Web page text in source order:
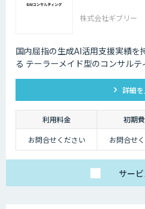
株式会社ギブリー
国内屈指の生成AI活用支援実績を
る テーラーメイド型のコンサルテ
詳細を
利用料金 初期
お問合せください
お問合せ
サー